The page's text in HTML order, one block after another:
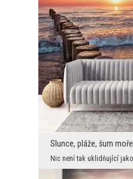
Slunce, pláže, šum moře